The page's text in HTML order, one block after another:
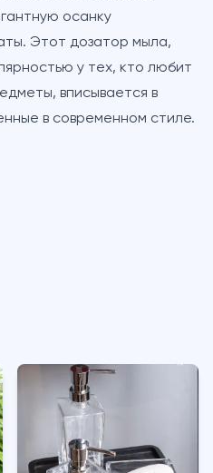
осанку
Этот дозатор мыла,
у тех, кто любит
вписывается в
в современном стиле.